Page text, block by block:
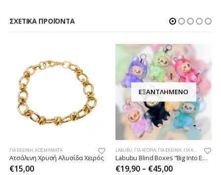
ΣΧΕΤΙΚΆ ΠΡΟΪΌΝΤΑ
ΓΙΑ ΕΚΕΊΝΗ, ΚΟΣΜΉΜΑΤΑ
Ατσάλινη Χρυσή Αλυσίδα Χειρός
€15,00
ΕΞΑΝΤΛΗΜΈΝΟ
LABUBU, ΓΙΑ ΑΓΌΡΙΑ, ΓΙΑ ΕΚΕΊΝΗ, ΓΙΑ ΚΟΡΊΤΣΙΑ ,
Labubu Blind Boxes “Big Into Energy”
€19,90 – €45,00